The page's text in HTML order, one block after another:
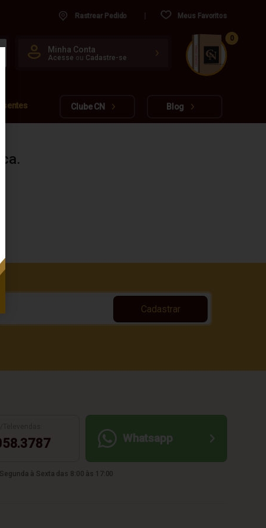
Rastrear Pedido Meus Favoritos
Minha Conta
Acesse ou Cadastre-se
www.cachacarianacional.com.br
CUIDADO FRÁGIL
0
Clube CN Blog
Cadastrar
Whatsapp
Segunda à Sexta das 8:00 às 17:00